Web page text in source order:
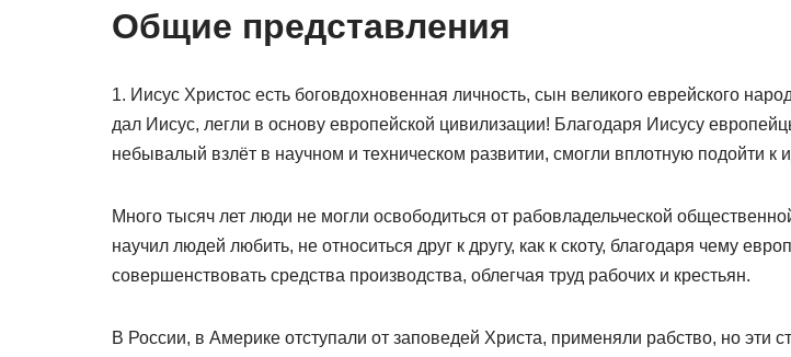
Общие представления
1. Иисус Христос есть боговдохновенная личность, сын великого еврейского
дал Иисус, легли в основу европейской цивилизации! Благодаря Иисусу
небывалый взлёт в научном и техническом развитии, смогли вплотную подойти к
Много тысяч лет люди не могли освободиться от рабовладельческой
научил людей любить, не относиться друг к другу, как к скоту, благодаря чему
совершенствовать средства производства, облегчая труд рабочих и крестьян.
В России, в Америке отступали от заповедей Христа, применяли рабство, но эти